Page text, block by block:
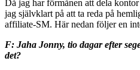
Då jag har förmånen att dela
jag självklart på att ta reda på
affiliate-SM. Här nedan följer en
F: Jaha Jonny, tio dagar efter
det?